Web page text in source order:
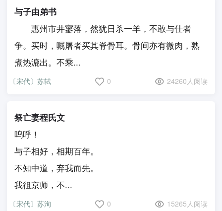
与子由弟书
惠州市井寥落，然犹日杀一羊，不敢与仕者
争。买时，嘱屠者买其脊骨耳。骨间亦有微肉，熟
煮热漉出。不乘...
〔宋代〕苏轼 0 24260人阅读
祭亡妻程氏文
呜呼！
与子相好，相期百年。
不知中道，弃我而先。
我徂京师，不...
〔宋代〕苏洵 0 15265人阅读